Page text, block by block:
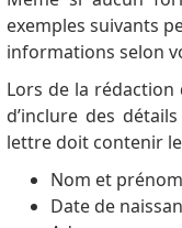
exemples suivants
informations selon
Lors de la rédaction
d’inclure des
lettre doit contenir
Nom et prénom
Date de